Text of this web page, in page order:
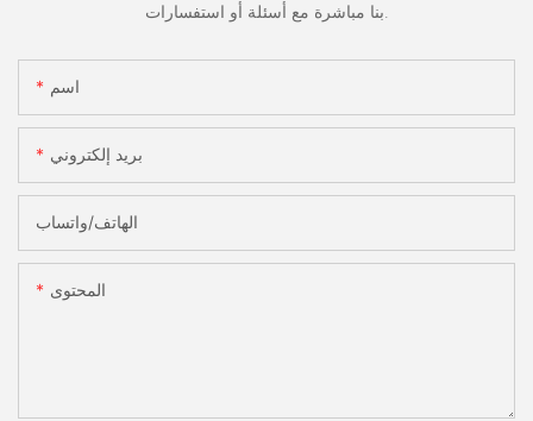
اسم
بريد إلكتروني
الهاتف/واتساب
المحتوى